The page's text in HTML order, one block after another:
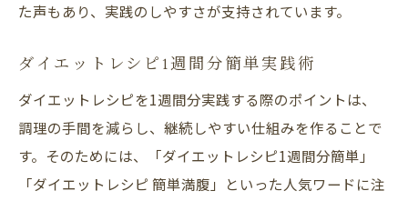
た声もあり、実践のしやすさが支持されています。
ダイエットレシピ1週間分簡単実践術
ダイエットレシピを1週間分実践する際のポイントは、
調理の手間を減らし、継続しやすい仕組みを作ることで
す。そのためには、「ダイエットレシピ1週間分簡単」
「ダイエットレシピ 簡単満腹」といった人気ワードに注